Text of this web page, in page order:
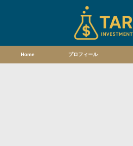
Home プロフィール